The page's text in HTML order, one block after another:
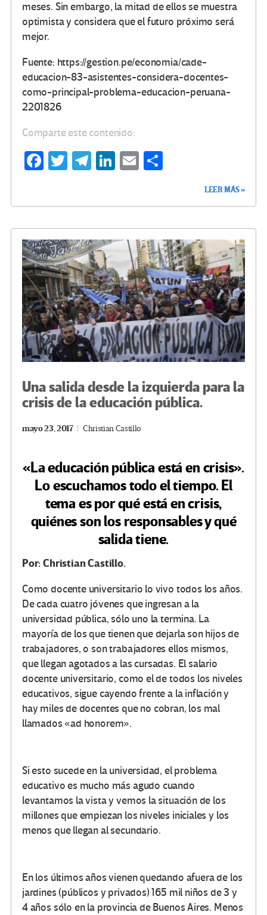
meses. Sin embargo, la mitad de ellos se muestra
optimista y considera que el futuro próximo será
mejor.
Fuente: https://gestion.pe/economia/cade-
educacion-83-asistentes-considera-docentes-
como-principal-problema-educacion-peruana-
2201826
Comparte este contenido:
Fa
o
k
T
Te
m
Li
n
E
ar
tir
LEER MÁS »
Una salida desde la izquierda para la
crisis de la educación pública.
mayo 23, 2017 Christian Castillo
«La educación pública está en crisis».
Lo escuchamos todo el tiempo. El
tema es por qué está en crisis,
quiénes son los responsables y qué
salida tiene.
Por: Christian Castillo.
Como docente universitario lo vivo todos los años.
De cada cuatro jóvenes que ingresan a la
universidad pública, sólo uno la termina. La
mayoría de los que tienen que dejarla son hijos de
trabajadores, o son trabajadores ellos mismos,
que llegan agotados a las cursadas. El salario
docente universitario, como el de todos los niveles
educativos, sigue cayendo frente a la inflación y
hay miles de docentes que no cobran, los mal
llamados «ad honorem».
Si esto sucede en la universidad, el problema
educativo es mucho más agudo cuando
levantamos la vista y vemos la situación de los
millones que empiezan los niveles iniciales y los
menos que llegan al secundario.
En los últimos años vienen quedando afuera de los
jardines (públicos y privados) 165 mil niños de 3 y
4 años sólo en la provincia de Buenos Aires. Menos